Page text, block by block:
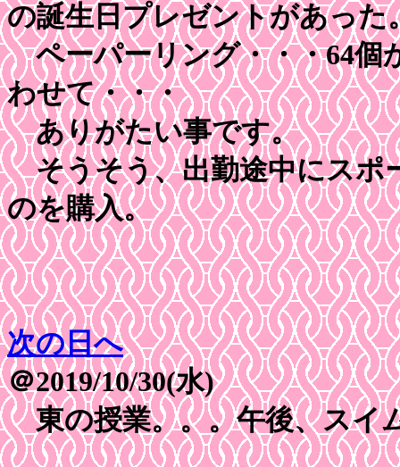
の誕生日プレゼントがあった
ペーパーリング・・・64個
わせて・・・
ありがたい事です。
そうそう、出勤途中にスポ
のを購入。
次の日へ
＠2019/10/30(水)
東の授業。。。午後、スイ